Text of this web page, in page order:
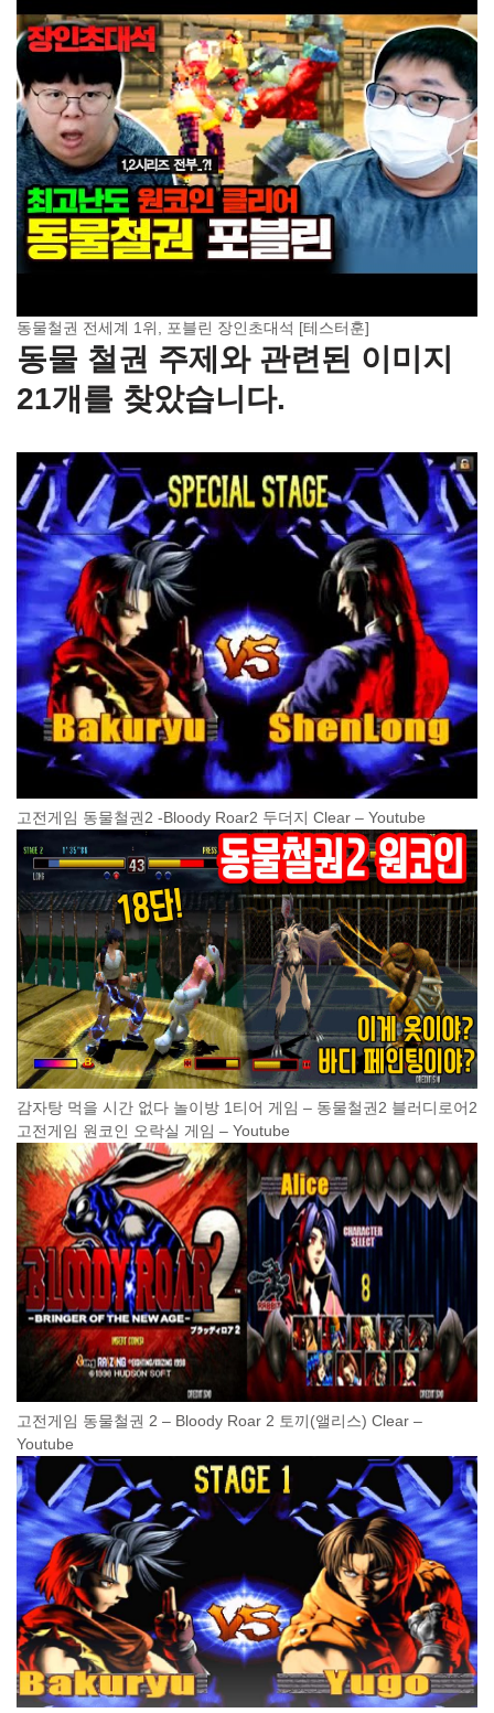
동물철권 전세계 1위, 포블린 장인초대석 [테스터훈]
동물 철권 주제와 관련된 이미지
21개를 찾았습니다.
고전게임 동물철권2 -Bloody Roar2 두더지 Clear – Youtube
감자탕 먹을 시간 없다 놀이방 1티어 게임 – 동물철권2 블러디로어2
고전게임 원코인 오락실 게임 – Youtube
고전게임 동물철권 2 – Bloody Roar 2 토끼(앨리스) Clear –
Youtube